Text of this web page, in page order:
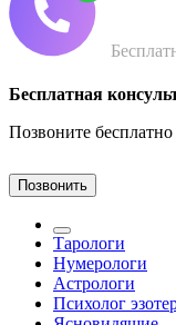
Бесплатная
Позвоните
Позвонить
Тарологи
Нумерологи
Астрологи
Психолог